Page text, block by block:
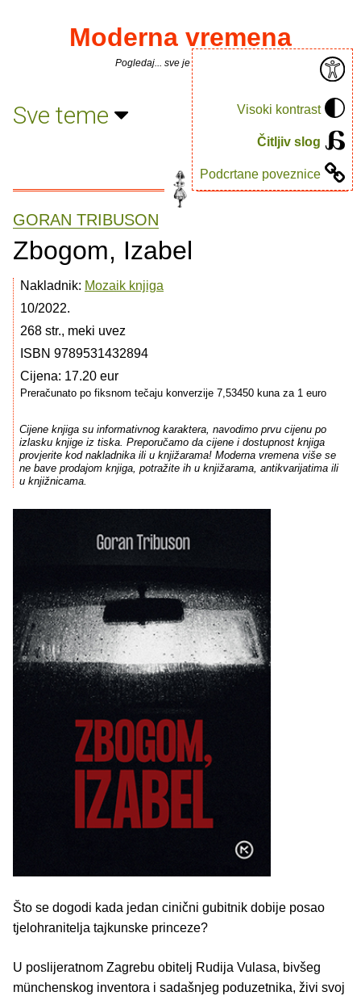
Visoki kontrast
Čitljiv slog
Podcrtane poveznice
Moderna vremena
Pogledaj... sve je puno knjiga.
Sve teme
GORAN TRIBUSON
Zbogom, Izabel
Nakladnik: Mozaik knjiga
10/2022.
268 str., meki uvez
ISBN 9789531432894
Cijena: 17.20 eur
Preračunato po fiksnom tečaju konverzije 7,53450 kuna za 1 euro
Cijene knjiga su informativnog karaktera, navodimo prvu cijenu po
izlasku knjige iz tiska. Preporučamo da cijene i dostupnost knjiga
provjerite kod nakladnika ili u knjižarama! Moderna vremena više se
ne bave prodajom knjiga, potražite ih u knjižarama, antikvarijatima ili
u knjižnicama.
Što se dogodi kada jedan cinični gubitnik dobije posao
tjelohranitelja tajkunske princeze?
U poslijeratnom Zagrebu obitelj Rudija Vulasa, bivšeg
münchenskog inventora i sadašnjeg poduzetnika, živi svoj